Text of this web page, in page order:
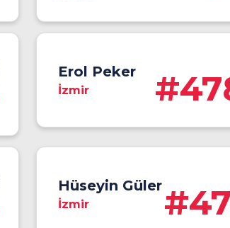
Erol Peker
İzmir
Hüseyin Güler
İzmir